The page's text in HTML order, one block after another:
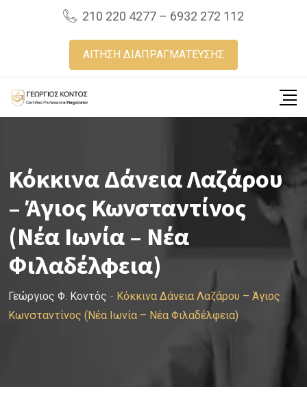
210 220 4277 – 6932 272 112
ΑΙΤΗΣΗ ΔΙΑΠΡΑΓΜΑΤΕΥΣΗΣ
Κόκκινα Δάνεια Λαζάρου
– Άγιος Κωνσταντίνος
(Νέα Ιωνία – Νέα
Φιλαδέλφεια)
Γεώργιος Φ. Κοντός - Κόκκινα Δάνεια Λαζάρου – Άγιος
Κωνσταντίνος (Νέα Ιωνία – Νέα Φιλαδέλφεια)